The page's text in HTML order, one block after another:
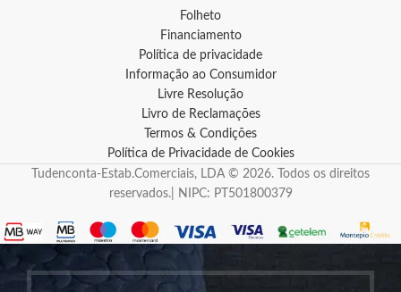
Folheto
Financiamento
Política de privacidade
Informação ao Consumidor
Livre Resolução
Livro de Reclamações
Termos & Condições
Política de Privacidade de Cookies
Tudenconta-Estab.Comerciais, LDA © 2026. Todos os direitos
reservados.| NIPC: PT501800379